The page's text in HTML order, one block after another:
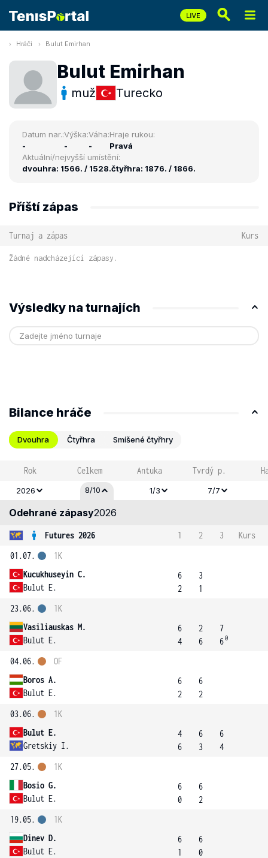
Hráči Bulut Emirhan
Bulut Emirhan
muž Turecko
Datum nar.:
-
Výška:
-
Váha:
-
Hraje rukou:
Pravá
Aktuální/nejvyšší umístění:
dvouhra: 1566. / 1528.čtyřhra: 1876. / 1866.
Příští zápas
Turnaj a zápas Kurs
Žádné nadcházející zápasy.
Výsledky na turnajích
Bilance hráče
Dvouhra Čtyřhra Smíšené čtyřhry
Rok Celkem Antuka Tvrdý p.
2026 8/10 1/3 7/7
Odehrané zápasy2026
Futures 2026 1 2 3
Kurs
01.07.
Kucukhuseyin C.
Bulut E.
1K
6
2
3
1
23.06.
Vasiliauskas M.
Bulut E.
1K
6
4
2
6
7
60
04.06.
Boros A.
Bulut E.
OF
6
2
6
2
03.06.
Bulut E.
Gretskiy I.
1K
4
6
6
3
6
4
27.05.
Bosio G.
Bulut E.
1K
6
0
6
2
19.05.
Dinev D.
Bulut E.
1K
6
1
6
0